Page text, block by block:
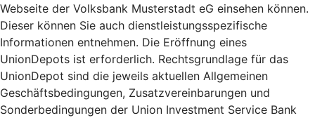
Webseite der Volksbank Musterstadt eG einsehen können.
Dieser können Sie auch dienstleistungsspezifische
Informationen entnehmen. Die Eröffnung eines
UnionDepots ist erforderlich. Rechtsgrundlage für das
UnionDepot sind die jeweils aktuellen Allgemeinen
Geschäftsbedingungen, Zusatzvereinbarungen und
Sonderbedingungen der Union Investment Service Bank